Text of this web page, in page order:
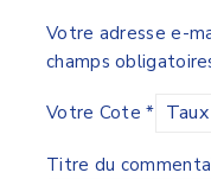
Votre adresse e-
champs
Votre Cote*
Titre du